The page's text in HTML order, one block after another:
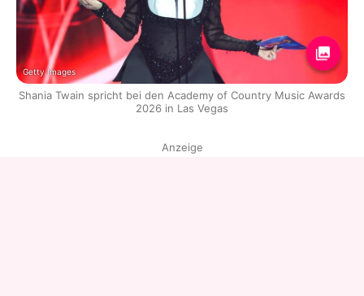
Getty Images
Shania Twain spricht bei den Academy of Country Music Awards
2026 in Las Vegas
Anzeige